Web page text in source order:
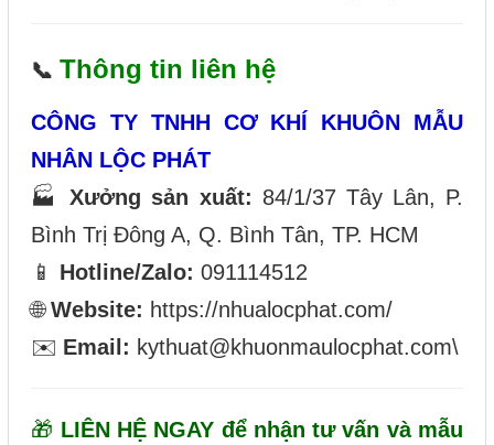
📞 Thông tin liên hệ
CÔNG TY TNHH CƠ KHÍ KHUÔN MẪU
NHÂN LỘC PHÁT
🏭Xưởng sản xuất: 84/1/37 Tây Lân, P.
Bình Trị Đông A, Q. Bình Tân, TP. HCM
📱 Hotline/Zalo: 091114512
🌐Website: https://nhualocphat.com/
✉️ Email: kythuat@khuonmaulocphat.com\
🎁 LIÊN HỆ NGAY để nhận tư vấn và mẫu